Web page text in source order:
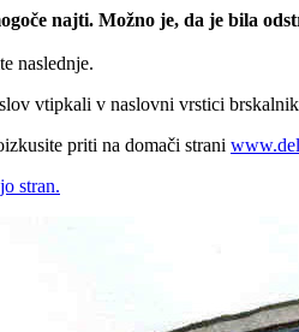
najti. Možno je, da je bila
naslednje.
vtipkali v naslovni vrstici
priti na domači strani
stran.